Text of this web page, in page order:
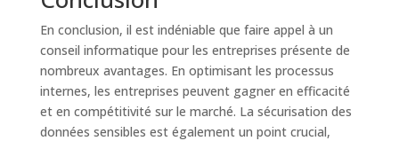
En conclusion, il est indéniable que faire appel à un
conseil informatique pour les entreprises présente de
nombreux avantages. En optimisant les processus
internes, les entreprises peuvent gagner en efficacité
et en compétitivité sur le marché. La sécurisation des
données sensibles est également un point crucial,